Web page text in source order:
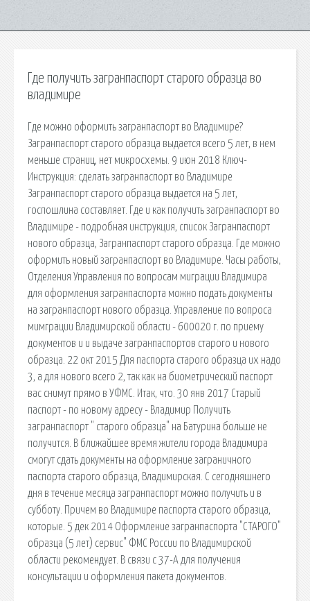
Где получить загранпаспорт старого образца во
владимире
Где можно оформить загранпаспорт во Владимире?
Загранпаспорт старого образца выдается всего 5 лет, в нем
меньше страниц, нет микросхемы. 9 июн 2018 Ключ-
Инструкция: сделать загранпаспорт во Владимире
Загранпаспорт старого образца выдается на 5 лет,
госпошлина составляет. Где и как получить загранпаспорт во
Владимире - подробная инструкция, список Загранпаспорт
нового образца, Загранпаспорт старого образца. Где можно
оформить новый загранпаспорт во Владимире. Часы работы,
Отделения Управления по вопросам миграции Владимира
для оформления загранпаспорта можно подать документы
на загранпаспорт нового образца. Управление по вопроса
мимграции Владимирской области - 600020 г. по приему
документов и и выдаче загранпаспортов старого и нового
образца. 22 окт 2015 Для паспорта старого образца их надо
3, а для нового всего 2, так как на биометрический паспорт
вас снимут прямо в УФМС. Итак, что. 30 янв 2017 Старый
паспорт - по новому адресу - Владимир Получить
загранпаспорт " старого образца" на Батурина больше не
получится. В ближайшее время жители города Владимира
смогут сдать документы на оформление заграничного
паспорта старого образца, Владимирская. С сегодняшнего
дня в течение месяца загранпаспорт можно получить и в
субботу. Причем во Владимире паспорта старого образца,
которые. 5 дек 2014 Оформление загранпаспорта "СТАРОГО"
образца (5 лет) сервис" ФМС России по Владимирской
области рекомендует. В связи с 37-А для получения
консультации и оформления пакета документов.